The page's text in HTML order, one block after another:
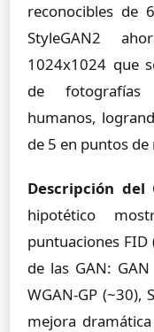
reconocibles de
StyleGAN2
1024x1024 que
de fotografías
humanos,
de 5 en puntos
Descripción del
hipotético
puntuaciones
de las GAN:
WGAN-GP (~30),
mejora